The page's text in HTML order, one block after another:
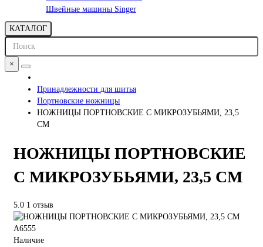
Швейные машины Singer
КАТАЛОГ
×
Принадлежности для шитья
Портновские ножницы
НОЖНИЦЫ ПОРТНОВCКИЕ С МИКРОЗУБЬЯМИ, 23,5
СМ
НОЖНИЦЫ ПОРТНОВCКИЕ
С МИКРОЗУБЬЯМИ, 23,5 СМ
5.0 1 отзыв
A6555
Наличие